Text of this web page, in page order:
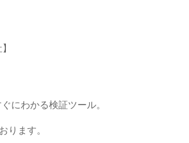
にわかる検証ツール。
ます。